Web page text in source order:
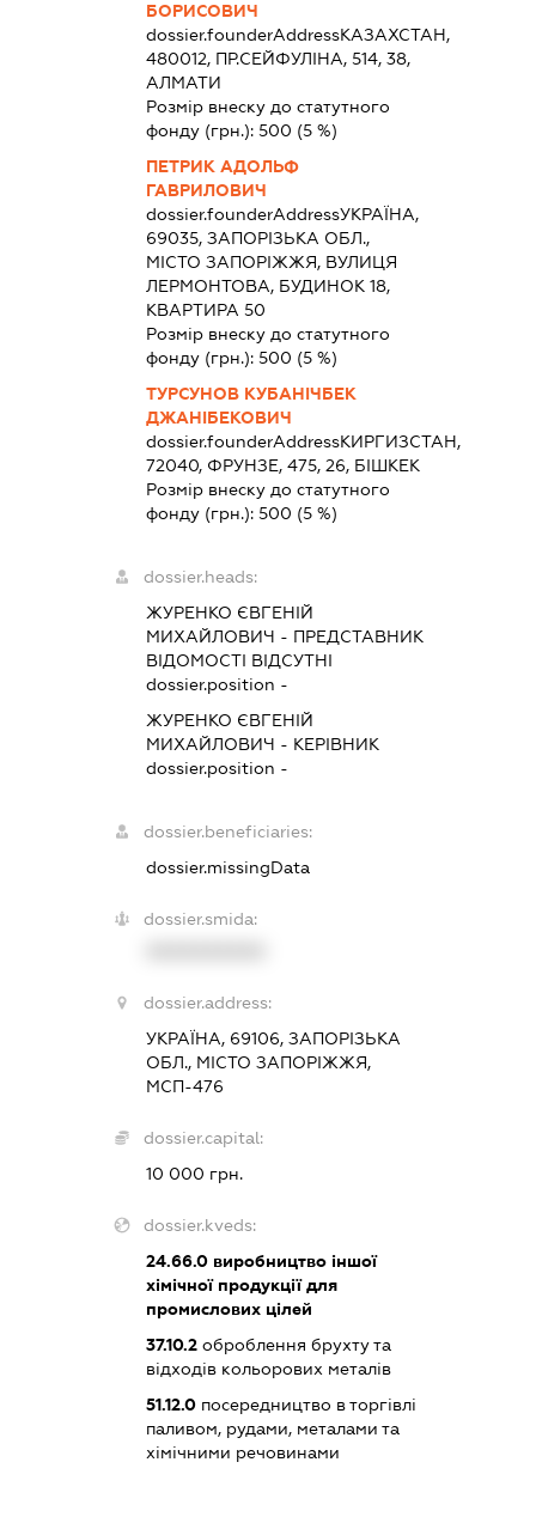
БОРИСОВИЧ
dossier.founderAddressКАЗАХСТАН,
480012, ПР.СЕЙФУЛІНА, 514, 38,
АЛМАТИ
Розмір внеску до статутного
фонду (грн.): 500 (5 %)
ПЕТРИК АДОЛЬФ
ГАВРИЛОВИЧ
dossier.founderAddressУКРАЇНА,
69035, ЗАПОРІЗЬКА ОБЛ.,
МІСТО ЗАПОРІЖЖЯ, ВУЛИЦЯ
ЛЕРМОНТОВА, БУДИНОК 18,
КВАРТИРА 50
Розмір внеску до статутного
фонду (грн.): 500 (5 %)
ТУРСУНОВ КУБАНІЧБЕК
ДЖАНІБЕКОВИЧ
dossier.founderAddressКИРГИЗСТАН,
72040, ФРУНЗЕ, 475, 26, БІШКЕК
Розмір внеску до статутного
фонду (грн.): 500 (5 %)
dossier.heads:
ЖУРЕНКО ЄВГЕНІЙ
МИХАЙЛОВИЧ - ПРЕДСТАВНИК
ВІДОМОСТІ ВІДСУТНІ
dossier.position -
ЖУРЕНКО ЄВГЕНІЙ
МИХАЙЛОВИЧ - КЕРІВНИК
dossier.position -
dossier.beneficiaries:
dossier.missingData
dossier.smida:
dossier.address:
УКРАЇНА, 69106, ЗАПОРІЗЬКА
ОБЛ., МІСТО ЗАПОРІЖЖЯ,
МСП-476
dossier.capital:
10 000 грн.
dossier.kveds:
24.66.0виробництво іншої
хімічної продукції для
промислових цілей
37.10.2оброблення брухту та
відходів кольорових металів
51.12.0посередництво в торгівлі
паливом, рудами, металами та
хімічними речовинами